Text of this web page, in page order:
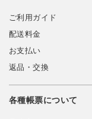
ご利用ガイド
配送料金
お支払い
返品・交換
各種帳票について